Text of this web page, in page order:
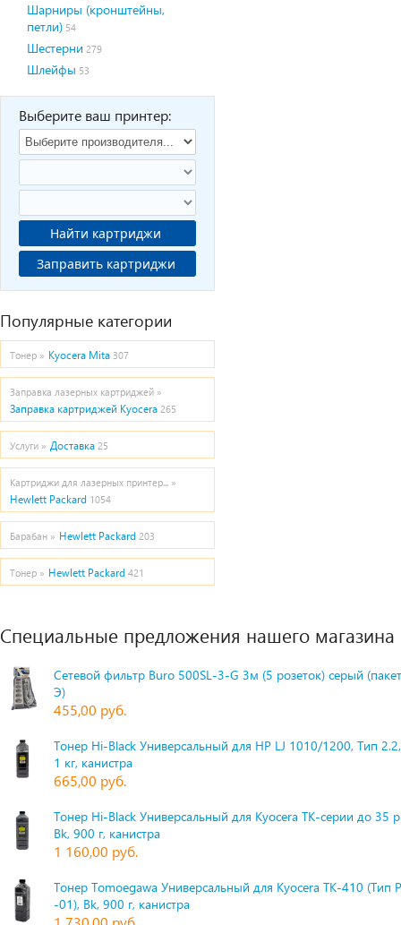
Шарниры (кронштейны,
петли) 54
Шестерни 279
Шлейфы 53
Выберите ваш принтер:
Найти картриджи
Заправить картриджи
Популярные категории
Тонер » Kyocera Mita 307
Заправка лазерных картриджей »
Заправка картриджей Kyocera 265
Услуги » Доставка 25
Картриджи для лазерных принтер... »
Hewlett Packard 1054
Барабан » Hewlett Packard 203
Тонер » Hewlett Packard 421
Специальные предложения нашего магазина
Сетевой фильтр Buro 500SL-3-G 3м (5 розеток) серый
Э)
455,00 руб.
Тонер Hi-Black Универсальный для HP LJ 1010/1200, Тип
1 кг, канистра
665,00 руб.
Тонер Hi-Black Универсальный для Kyocera TK-серии до 35
Bk, 900 г, канистра
1 160,00 руб.
Тонер Tomoegawa Универсальный для Kyocera TK-410 (Тип
-01), Bk, 900 г, канистра